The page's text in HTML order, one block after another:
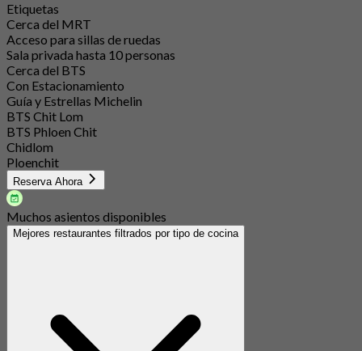
Etiquetas
Cerca del MRT
Acceso para sillas de ruedas
Sala privada hasta 10 personas
Cerca del BTS
Con Estacionamiento
Guía y Estrellas Michelin
BTS Chit Lom
BTS Phloen Chit
Chidlom
Ploenchit
Reserva Ahora
Muchos asientos disponibles
Mejores restaurantes filtrados por tipo de cocina